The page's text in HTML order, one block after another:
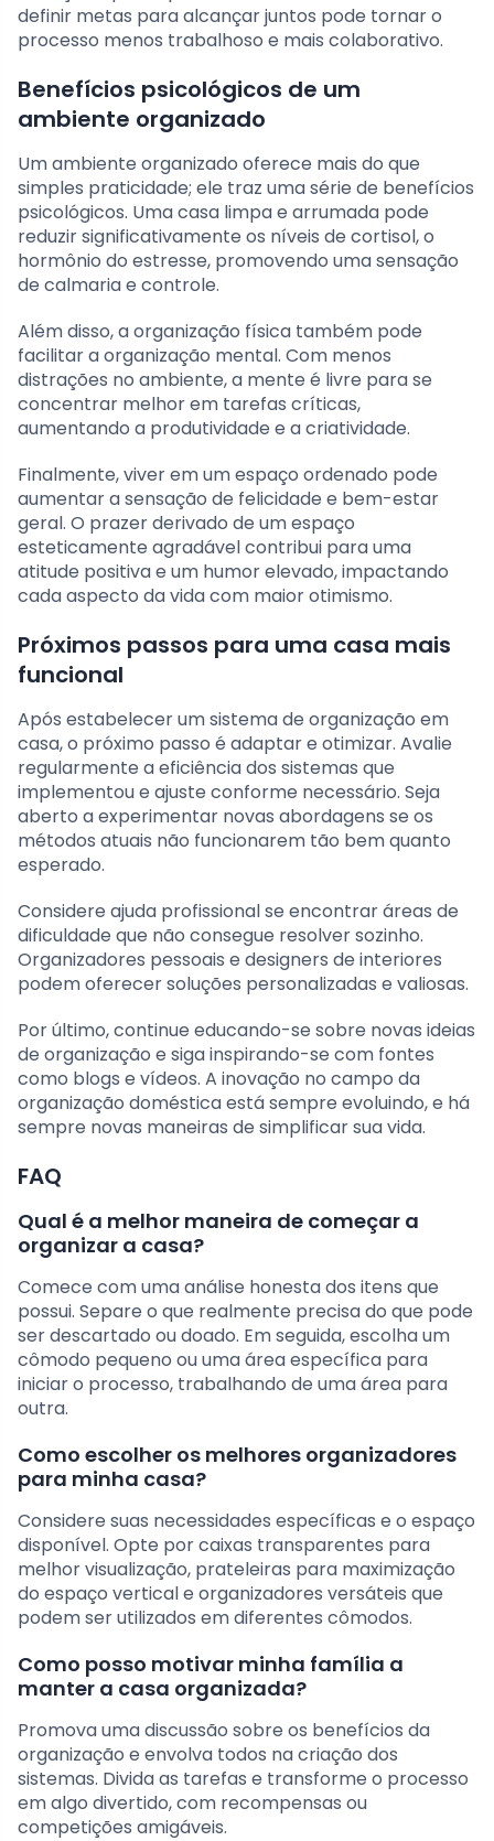
definir metas para alcançar juntos pode tornar o
processo menos trabalhoso e mais colaborativo.
Benefícios psicológicos de um
ambiente organizado
Um ambiente organizado oferece mais do que
simples praticidade; ele traz uma série de benefícios
psicológicos. Uma casa limpa e arrumada pode
reduzir significativamente os níveis de cortisol, o
hormônio do estresse, promovendo uma sensação
de calmaria e controle.
Além disso, a organização física também pode
facilitar a organização mental. Com menos
distrações no ambiente, a mente é livre para se
concentrar melhor em tarefas críticas,
aumentando a produtividade e a criatividade.
Finalmente, viver em um espaço ordenado pode
aumentar a sensação de felicidade e bem-estar
geral. O prazer derivado de um espaço
esteticamente agradável contribui para uma
atitude positiva e um humor elevado, impactando
cada aspecto da vida com maior otimismo.
Próximos passos para uma casa mais
funcional
Após estabelecer um sistema de organização em
casa, o próximo passo é adaptar e otimizar. Avalie
regularmente a eficiência dos sistemas que
implementou e ajuste conforme necessário. Seja
aberto a experimentar novas abordagens se os
métodos atuais não funcionarem tão bem quanto
esperado.
Considere ajuda profissional se encontrar áreas de
dificuldade que não consegue resolver sozinho.
Organizadores pessoais e designers de interiores
podem oferecer soluções personalizadas e valiosas.
Por último, continue educando-se sobre novas ideias
de organização e siga inspirando-se com fontes
como blogs e vídeos. A inovação no campo da
organização doméstica está sempre evoluindo, e há
sempre novas maneiras de simplificar sua vida.
FAQ
Qual é a melhor maneira de começar a
organizar a casa?
Comece com uma análise honesta dos itens que
possui. Separe o que realmente precisa do que pode
ser descartado ou doado. Em seguida, escolha um
cômodo pequeno ou uma área específica para
iniciar o processo, trabalhando de uma área para
outra.
Como escolher os melhores organizadores
para minha casa?
Considere suas necessidades específicas e o espaço
disponível. Opte por caixas transparentes para
melhor visualização, prateleiras para maximização
do espaço vertical e organizadores versáteis que
podem ser utilizados em diferentes cômodos.
Como posso motivar minha família a
manter a casa organizada?
Promova uma discussão sobre os benefícios da
organização e envolva todos na criação dos
sistemas. Divida as tarefas e transforme o processo
em algo divertido, com recompensas ou
competições amigáveis.